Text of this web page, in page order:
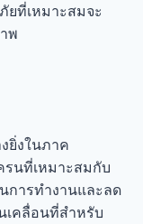
ยที่เหมาะสมจะ
พ
ยิ่งในภาค
รนที่เหมาะสมกับ
การทำงานและลด
เคลื่อนที่สำหรับ